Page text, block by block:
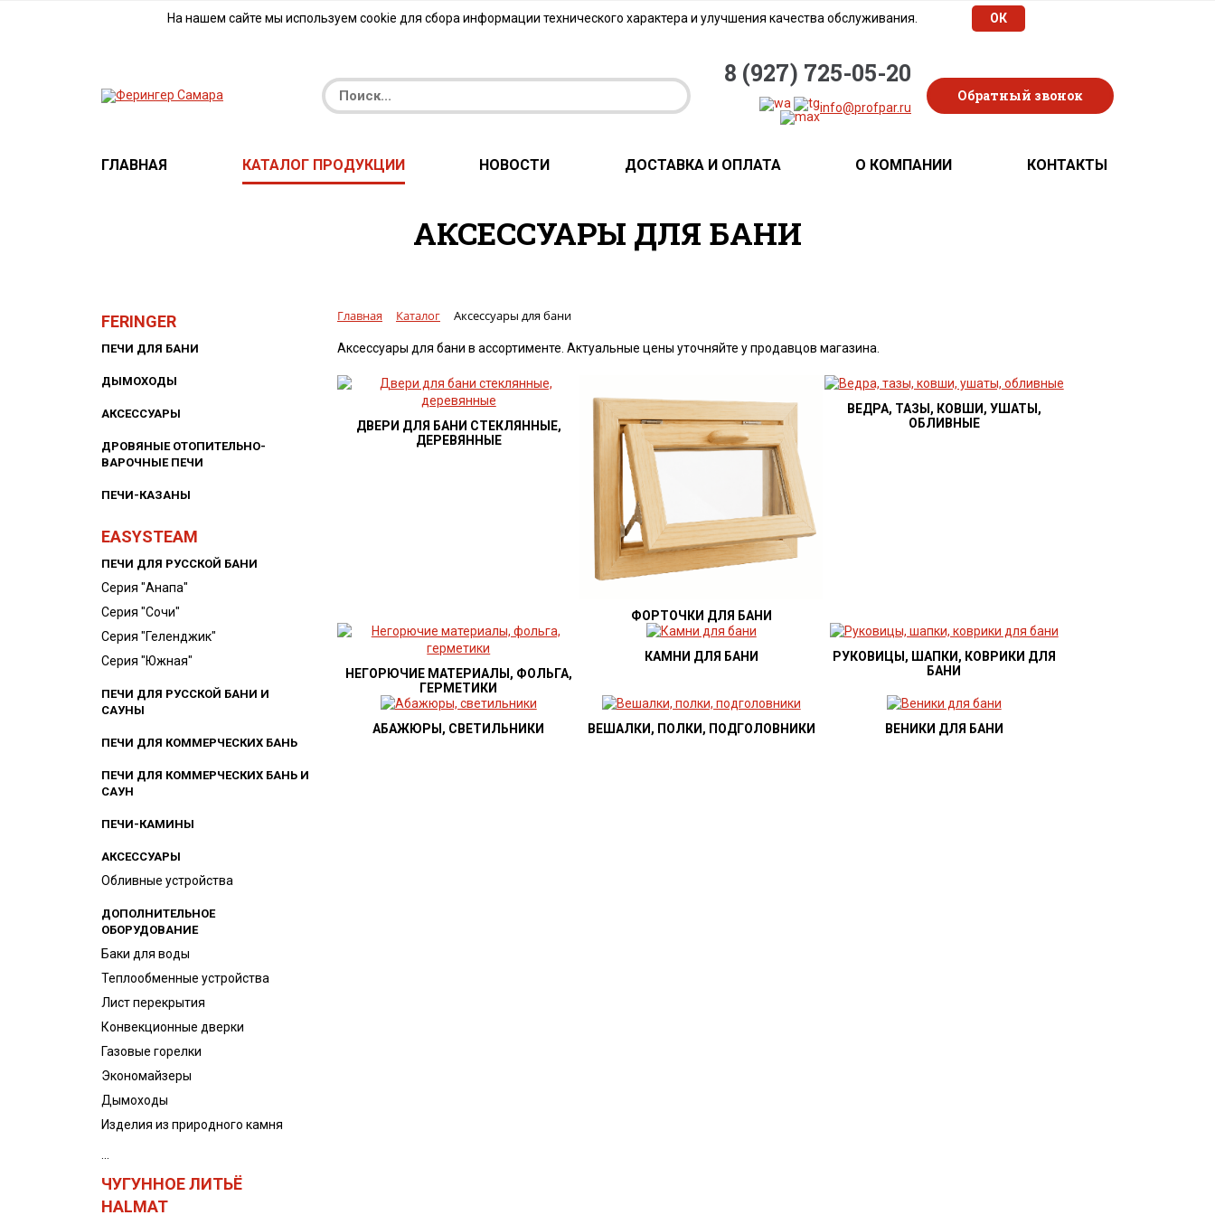
На нашем сайте мы используем cookie для сбора информации технического характера и улучшения качества обслуживания. ОК
8 (927) 725-05-20
info@profpar.ru
Обратный звонок
ГЛАВНАЯ КАТАЛОГ ПРОДУКЦИИ НОВОСТИ ДОСТАВКА И ОПЛАТА О КОМПАНИИ КОНТАКТЫ
АКСЕССУАРЫ ДЛЯ БАНИ
FERINGER
ПЕЧИ ДЛЯ БАНИ
ДЫМОХОДЫ
АКСЕССУАРЫ
ДРОВЯНЫЕ ОТОПИТЕЛЬНО-
ВАРОЧНЫЕ ПЕЧИ
ПЕЧИ-КАЗАНЫ
EASYSTEAM
ПЕЧИ ДЛЯ РУССКОЙ БАНИ
Серия "Анапа"
Серия "Сочи"
Серия "Геленджик"
Серия "Южная"
ПЕЧИ ДЛЯ РУССКОЙ БАНИ И
САУНЫ
ПЕЧИ ДЛЯ КОММЕРЧЕСКИХ БАНЬ
ПЕЧИ ДЛЯ КОММЕРЧЕСКИХ БАНЬ И
САУН
ПЕЧИ-КАМИНЫ
АКСЕССУАРЫ
Обливные устройства
ДОПОЛНИТЕЛЬНОЕ
ОБОРУДОВАНИЕ
Баки для воды
Теплообменные устройства
Лист перекрытия
Конвекционные дверки
Газовые горелки
Экономайзеры
Дымоходы
Изделия из природного камня
ЧУГУННОЕ ЛИТЬЁ
HALMAT
Главная Каталог Аксессуары для бани
Аксессуары для бани в ассортименте. Актуальные цены уточняйте у продавцов магазина.
ДВЕРИ ДЛЯ БАНИ СТЕКЛЯННЫЕ,
ДЕРЕВЯННЫЕ
ФОРТОЧКИ ДЛЯ БАНИ
ВЕДРА, ТАЗЫ, КОВШИ, УШАТЫ,
ОБЛИВНЫЕ
НЕГОРЮЧИЕ МАТЕРИАЛЫ, ФОЛЬГА,
ГЕРМЕТИКИ
КАМНИ ДЛЯ БАНИ
РУКОВИЦЫ, ШАПКИ, КОВРИКИ ДЛЯ
БАНИ
АБАЖЮРЫ, СВЕТИЛЬНИКИ ВЕШАЛКИ, ПОЛКИ, ПОДГОЛОВНИКИ ВЕНИКИ ДЛЯ БАНИ